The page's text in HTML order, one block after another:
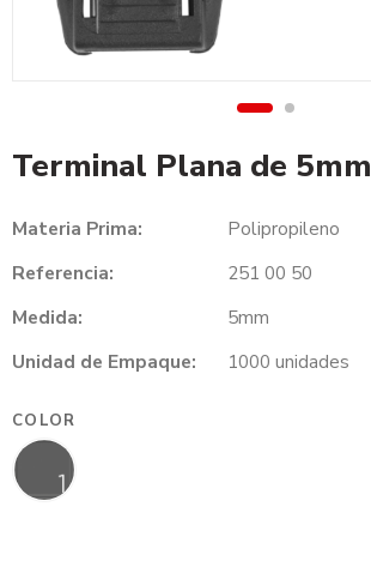
Terminal Plana de 5mm
Materia Prima:
Polipropileno
Referencia:
251 00 50
Medida:
5mm
Unidad de Empaque:
1000 unidades
COLOR